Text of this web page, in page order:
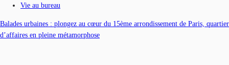
Vie au bureau
Balades urbaines : plongez au cœur du 15ème arrondissement de Paris, quartier
d’affaires en pleine métamorphose